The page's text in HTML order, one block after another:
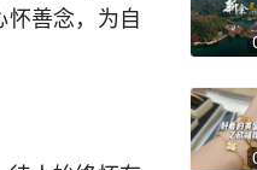
善念，为自